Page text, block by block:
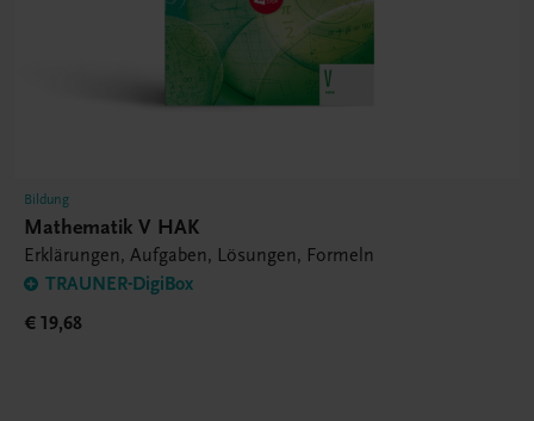
Bildung
Mathematik V HAK
Erklärungen, Aufgaben, Lösungen, Formeln
TRAUNER-DigiBox
€ 19,68